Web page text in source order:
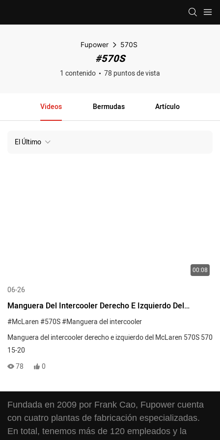
Fupower 570S
#570S
1 contenido 78 puntos de vista
Videos Bermudas Artículo
El Último
00:08
06-26
Manguera Del Intercooler Derecho E Izquierdo Del
McLaren 570S 570 15-20
#McLaren#570S#Manguera del intercooler
Manguera del intercooler derecho e izquierdo del McLaren 570S 570
15-20
78
0
Fundada en 2009 por Frank Cao, Fupower cuenta
con cuatro plantas de fabricación especializadas.
En total, tenemos más de 120 empleados y la